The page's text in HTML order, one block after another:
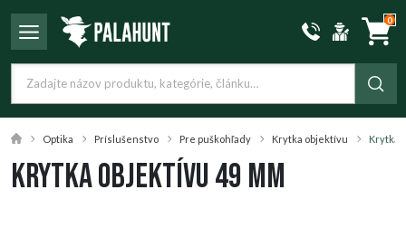
0
Optika Príslušenstvo Pre puškohľady Krytka objektívu Krytka
Krytka objektívu 49 mm